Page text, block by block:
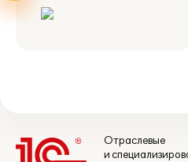
Отраслевые
и